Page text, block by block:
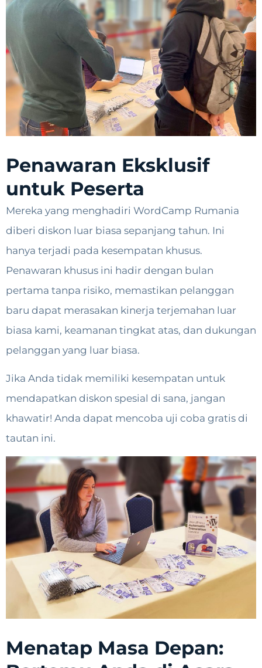
Penawaran Eksklusif
untuk Peserta
Mereka yang menghadiri WordCamp Rumania
diberi diskon luar biasa sepanjang tahun. Ini
hanya terjadi pada kesempatan khusus.
Penawaran khusus ini hadir dengan bulan
pertama tanpa risiko, memastikan pelanggan
baru dapat merasakan kinerja terjemahan luar
biasa kami, keamanan tingkat atas, dan dukungan
pelanggan yang luar biasa.
Jika Anda tidak memiliki kesempatan untuk
mendapatkan diskon spesial di sana, jangan
khawatir! Anda dapat mencoba uji coba gratis di
tautan ini.
Menatap Masa Depan: